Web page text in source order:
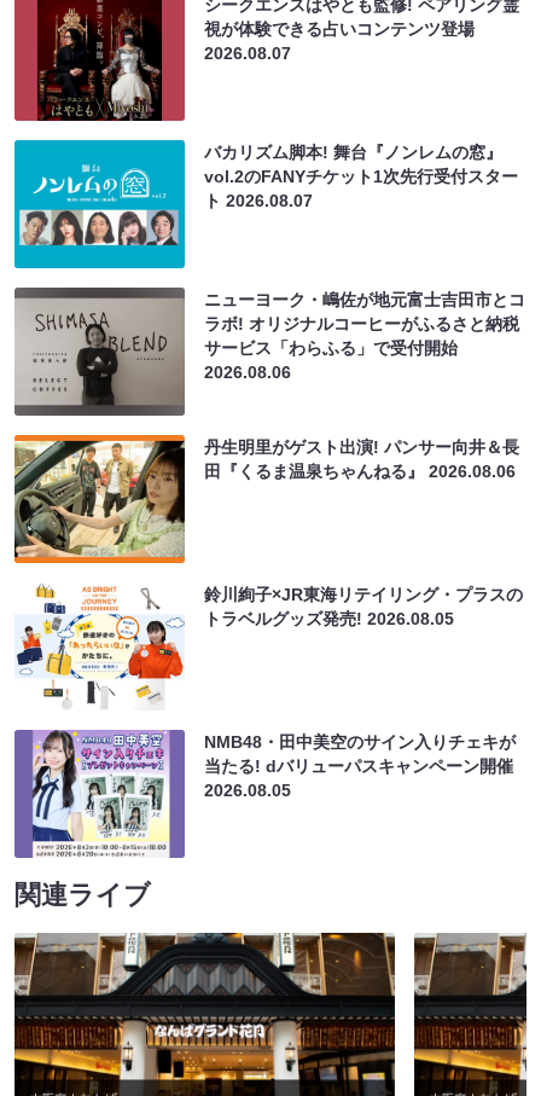
シークエンスはやとも監修! ペアリング霊
視が体験できる占いコンテンツ登場
2026.08.07
バカリズム脚本! 舞台『ノンレムの窓』
vol.2のFANYチケット1次先行受付スター
ト2026.08.07
ニューヨーク・嶋佐が地元富士吉田市とコ
ラボ! オリジナルコーヒーがふるさと納税
サービス「わらふる」で受付開始
2026.08.06
丹生明里がゲスト出演! パンサー向井＆長
田『くるま温泉ちゃんねる』2026.08.06
鈴川絢子×JR東海リテイリング・プラスの
トラベルグッズ発売!2026.08.05
NMB48・田中美空のサイン入りチェキが
当たる! dバリューパスキャンペーン開催
2026.08.05
関連ライブ